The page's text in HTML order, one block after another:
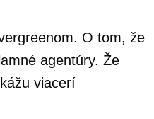
O tom, že
agentúry. Že
viacerí